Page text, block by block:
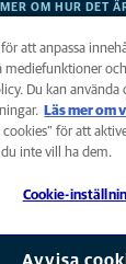
OM HUR DET
till Mars,
att anpassa
mediefunktioner
Du kan
Läs mer om
cookies” för att
du inte vill ha dem.
Cookie-
Avvisa